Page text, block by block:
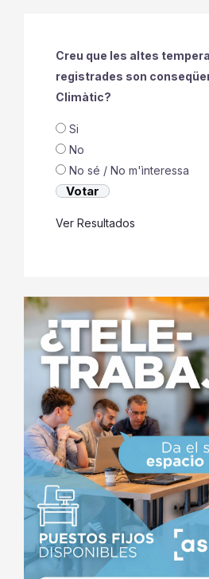
Creu que les altes
registrades son
Climàtic?
Si
No
No sé / No m'ìnteressa
Ver Resultados